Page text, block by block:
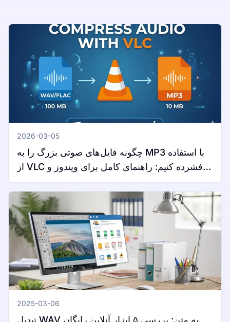
2026-03-05
چگونه فایل‌های صوتی بزرگ را به MP3 با استفاده
از VLC فشرده کنیم: راهنمای کامل برای ویندوز و
مک
2025-03-06
تبدیل WAV به متن: بررسی ۵ ابزار آنلاین رایگان